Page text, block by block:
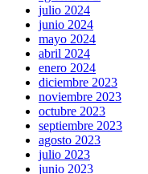
julio 2024
junio 2024
mayo 2024
abril 2024
enero 2024
diciembre 2023
noviembre 2023
octubre 2023
septiembre 2023
agosto 2023
julio 2023
junio 2023